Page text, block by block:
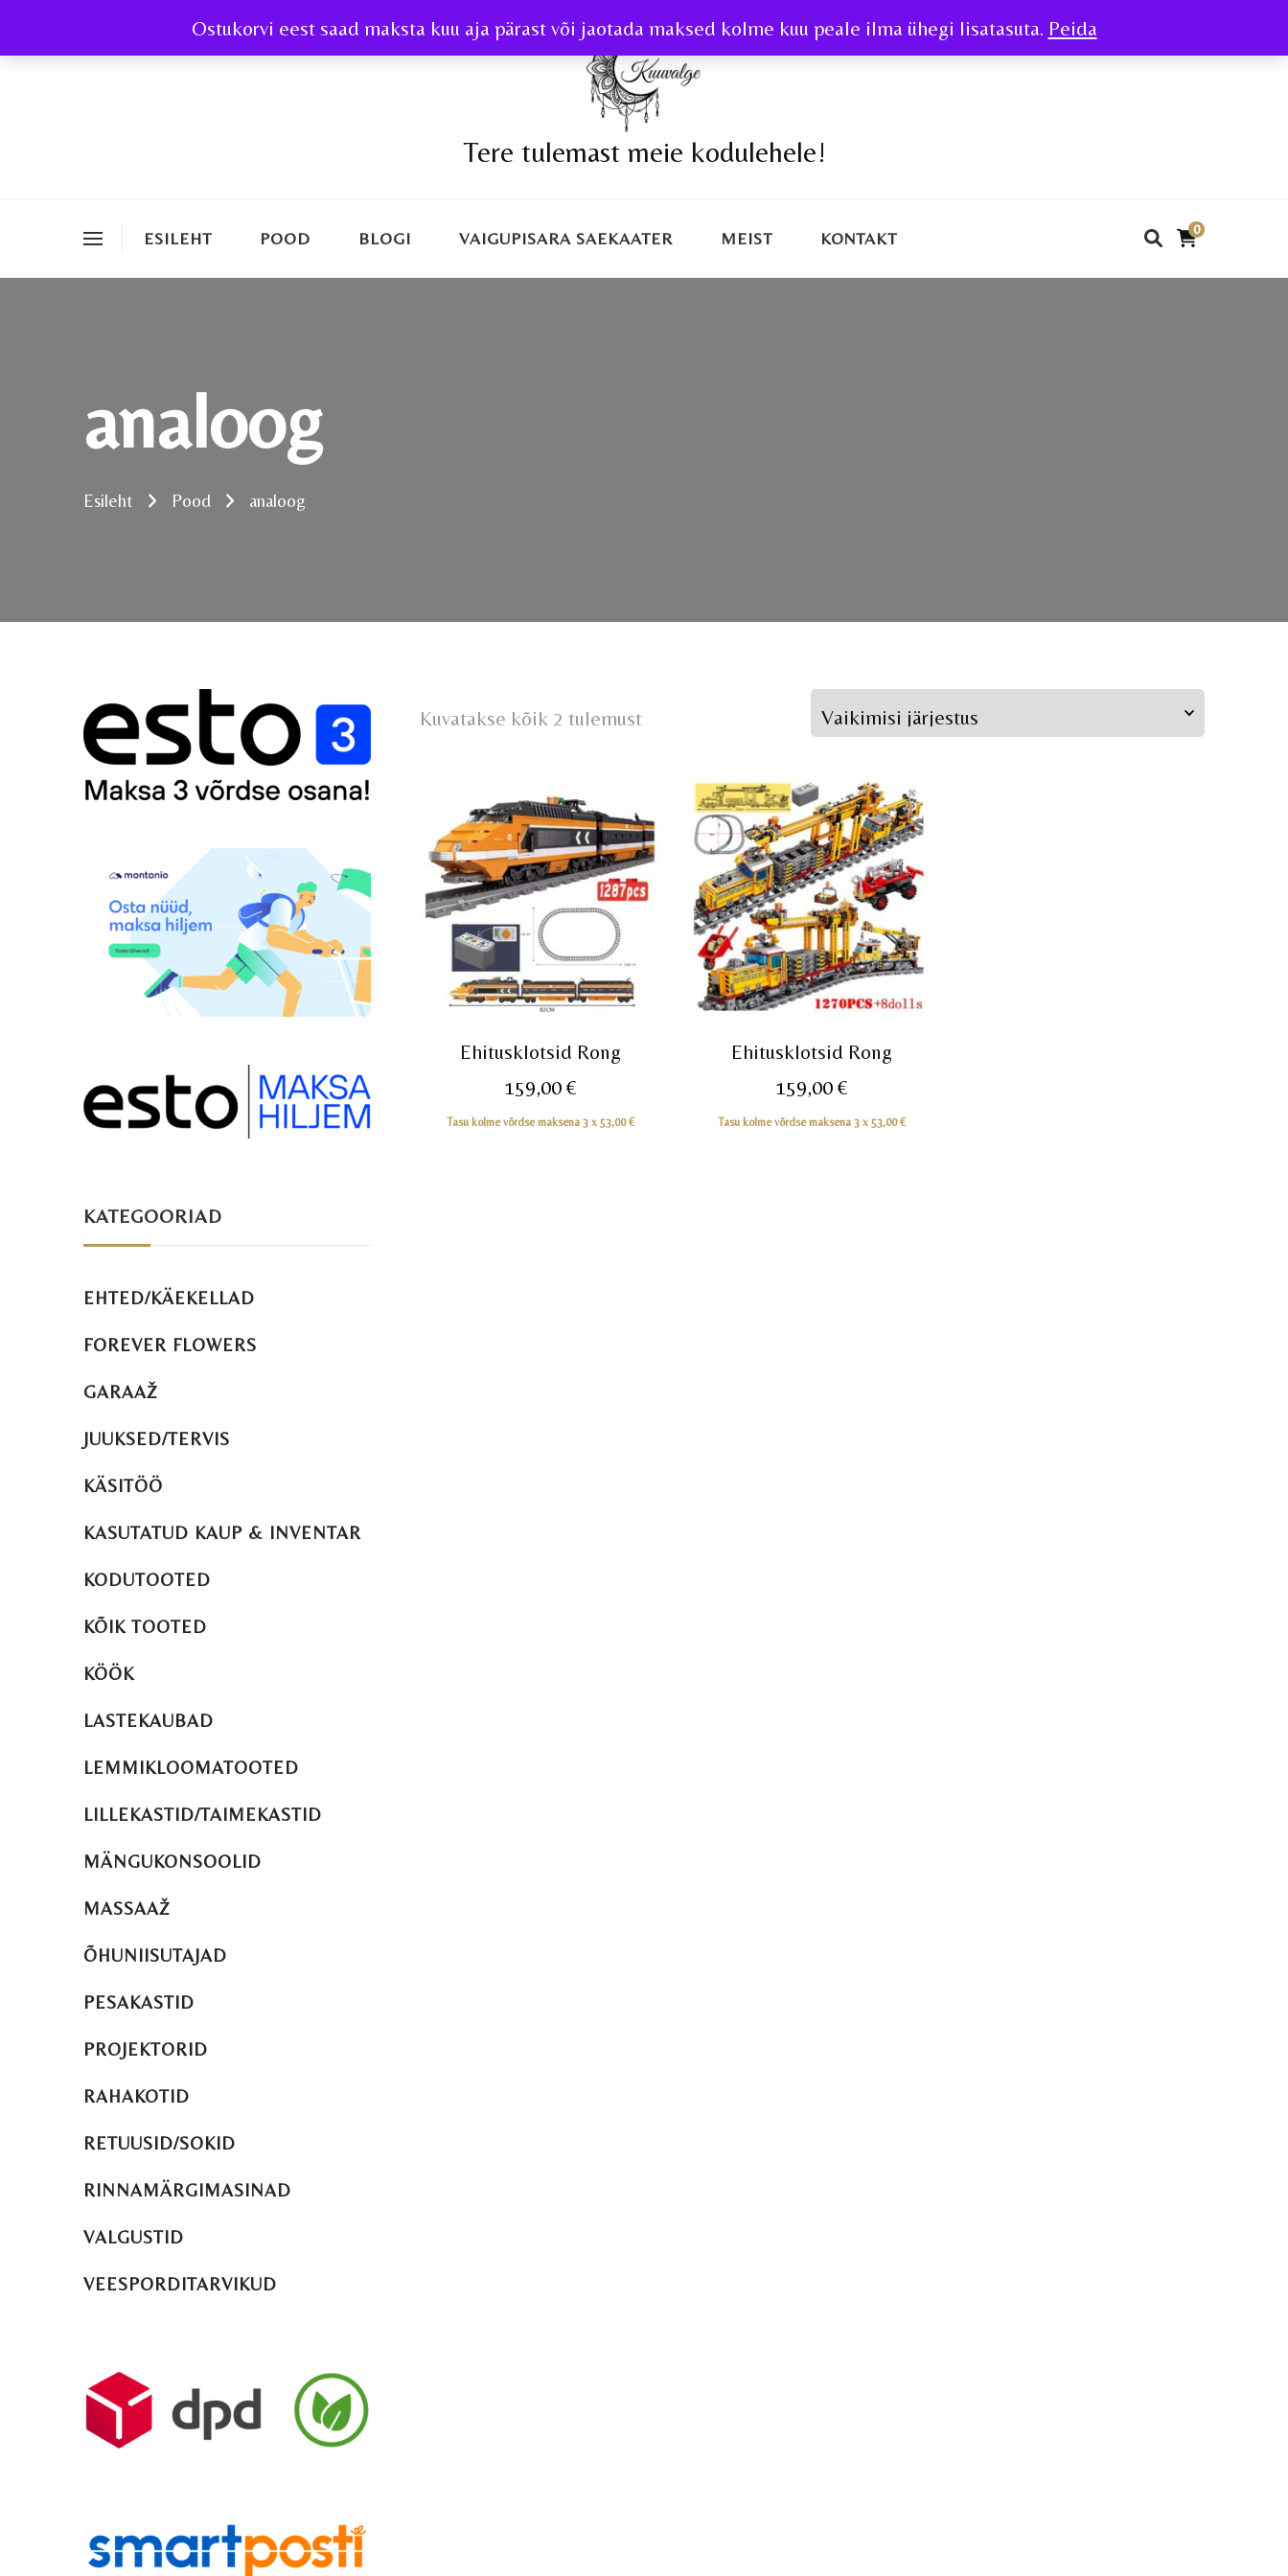
Ostukorvi eest saad maksta kuu aja pärast või jaotada maksed kolme kuu peale ilma ühegi lisatasuta. Peida
Tere tulemast meie kodulehele!
ESILEHT POOD BLOGI VAIGUPISARA SAEKAATER MEIST KONTAKT
0
analoog
Esileht Pood analoog
Kuvatakse kõik 2 tulemust
Ehitusklotsid Rong
159,00 €
Tasu kolme võrdse maksena 3 x 53,00€
Ehitusklotsid Rong
159,00 €
Tasu kolme võrdse maksena 3 x 53,00€
KATEGOORIAD
EHTED/KÄEKELLAD
FOREVER FLOWERS
GARAAŽ
JUUKSED/TERVIS
KÄSITÖÖ
KASUTATUD KAUP & INVENTAR
KODUTOOTED
KÕIK TOOTED
KÖÖK
LASTEKAUBAD
LEMMIKLOOMATOOTED
LILLEKASTID/TAIMEKASTID
MÄNGUKONSOOLID
MASSAAŽ
ÕHUNIISUTAJAD
PESAKASTID
PROJEKTORID
RAHAKOTID
RETUUSID/SOKID
RINNAMÄRGIMASINAD
VALGUSTID
VEESPORDITARVIKUD